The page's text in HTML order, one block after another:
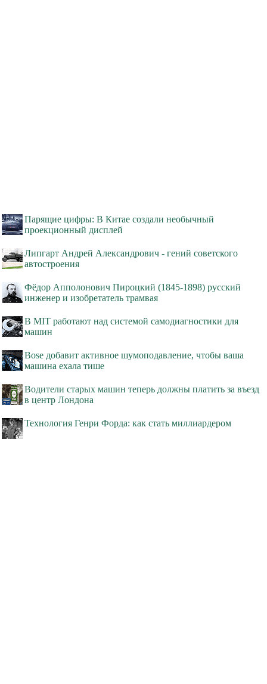
Парящие цифры: В Китае создали необычный
проекционный дисплей
Липгарт Андрей Александрович - гений советского
автостроения
Фёдор Апполонович Пироцкий (1845-1898) русский
инженер и изобретатель трамвая
В MIT работают над системой самодиагностики для
машин
Bose добавит активное шумоподавление, чтобы ваша
машина ехала тише
Водители старых машин теперь должны платить за въезд
в центр Лондона
Технология Генри Форда: как стать миллиардером